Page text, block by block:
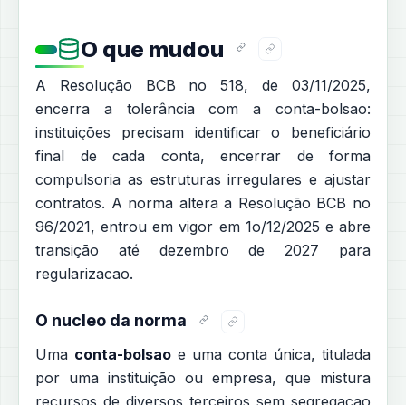
O que mudou
A Resolução BCB no 518, de 03/11/2025,
encerra a tolerância com a conta-bolsao:
instituições precisam identificar o beneficiário
final de cada conta, encerrar de forma
compulsoria as estruturas irregulares e ajustar
contratos. A norma altera a Resolução BCB no
96/2021, entrou em vigor em 1o/12/2025 e abre
transição até dezembro de 2027 para
regularizacao.
O nucleo da norma
Uma conta-bolsao e uma conta única, titulada
por uma instituição ou empresa, que mistura
recursos de diversos terceiros sem segregacao